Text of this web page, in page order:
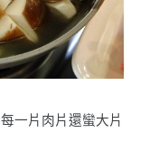
一片肉片還蠻大片